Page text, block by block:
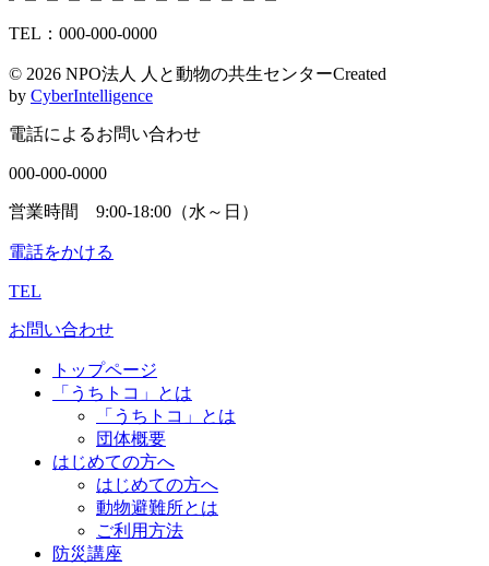
TEL：000-000-0000
© 2026 NPO法人 人と動物の共生センターCreated
by CyberIntelligence
電話によるお問い合わせ
000-000-0000
営業時間 9:00-18:00（水～日）
電話をかける
TEL
お問い合わせ
トップページ
「うちトコ」とは
「うちトコ」とは
団体概要
はじめての方へ
はじめての方へ
動物避難所とは
ご利用方法
防災講座